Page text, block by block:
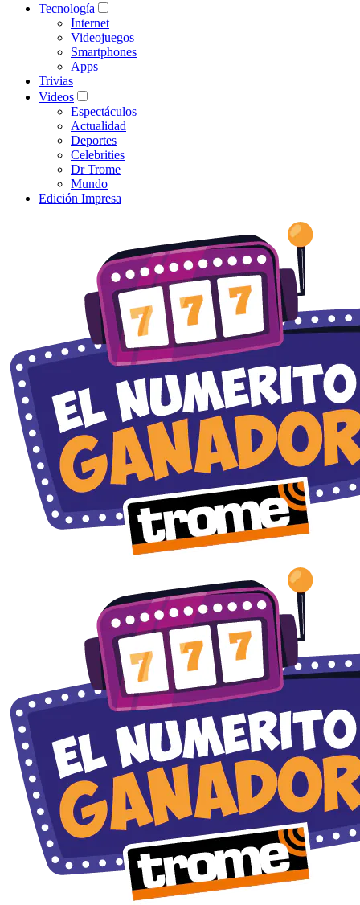
Tecnología
Internet
Videojuegos
Smartphones
Apps
Trivias
Videos
Espectáculos
Actualidad
Deportes
Celebrities
Dr Trome
Mundo
Edición Impresa